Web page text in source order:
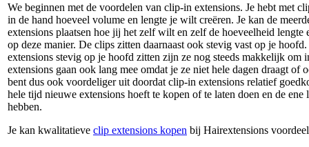
We beginnen met de voordelen van clip-in extensions. Je hebt met
in de hand hoeveel volume en lengte je wilt creëren. Je kan de
extensions plaatsen hoe jij het zelf wilt en zelf de hoeveelheid lengte
op deze manier. De clips zitten daarnaast ook stevig vast op je
extensions stevig op je hoofd zitten zijn ze nog steeds makkelijk om
extensions gaan ook lang mee omdat je ze niet hele dagen draagt of
bent dus ook voordeliger uit doordat clip-in extensions relatief
hele tijd nieuwe extensions hoeft te kopen of te laten doen en de ene
hebben.
Je kan kwalitatieve clip extensions kopen bij Hairextensions